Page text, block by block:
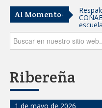
Al Momento-
Ribereña
1 de mayo de 2026